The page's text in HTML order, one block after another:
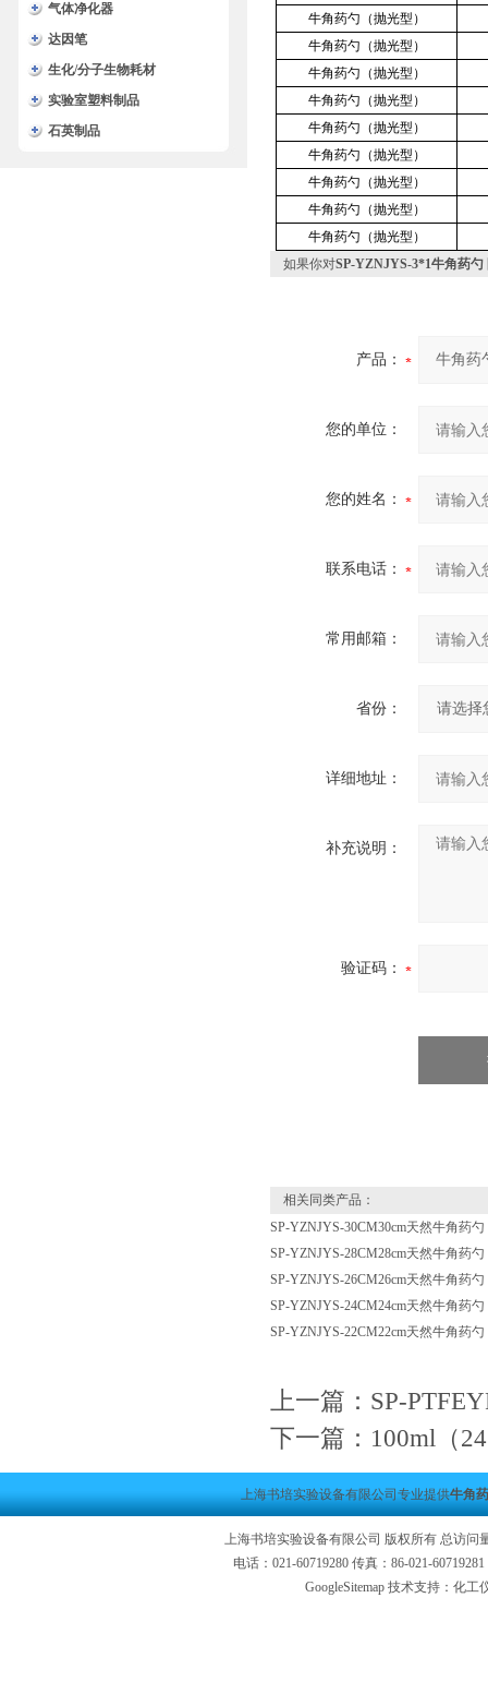
气体净化器
达因笔
生化/分子生物耗材
实验室塑料制品
石英制品
牛角药勺（抛光型）
牛角药勺（抛光型）
牛角药勺（抛光型）
牛角药勺（抛光型）
牛角药勺（抛光型）
牛角药勺（抛光型）
牛角药勺（抛光型）
牛角药勺（抛光型）
牛角药勺（抛光型）
如果你对SP-YZNJYS-3*1牛角药
产品：
您的单位：
您的姓名：
联系电话：
常用邮箱：
省份：
详细地址：
补充说明：
验证码：
相关同类产品：
SP-YZNJYS-30CM30cm天然牛角药
SP-YZNJYS-28CM28cm天然牛角药
SP-YZNJYS-26CM26cm天然牛角药
SP-YZNJYS-24CM24cm天然牛角药
SP-YZNJYS-22CM22cm天然牛角药
上一篇： SP-
下一篇： 100ml（
上海书培实验设备有限公司专业提供牛角
上海书培实验设备有限公司 版权所有 总访问
电话：021-60719280 传真：86-021-
GoogleSitemap 技术支持：化工